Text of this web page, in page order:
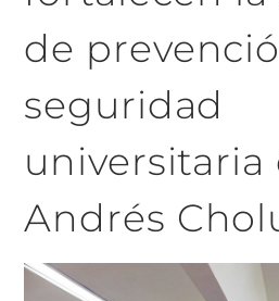
de
seguridad
universitaria
Andrés